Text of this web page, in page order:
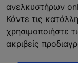
ανελκυστήρων
Κάντε τις
χρησιμοποιήστε
ακριβείς